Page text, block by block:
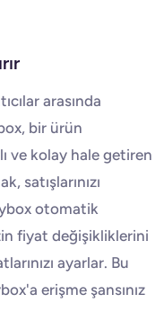
arasında
bir ürün
ve kolay hale getiren
satışlarınızı
otomatik
fiyat değişikliklerini
ayarlar. Bu
erişme şansınız